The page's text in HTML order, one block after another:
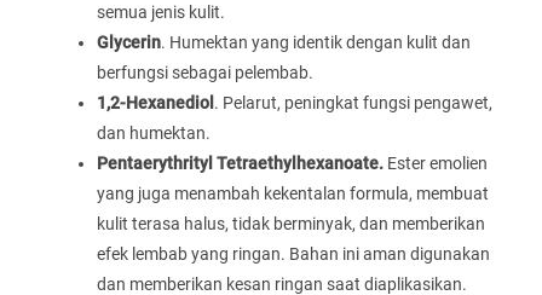
semua jenis kulit.
Glycerin. Humektan yang identik dengan kulit dan
berfungsi sebagai pelembab.
1,2-Hexanediol . Pelarut, peningkat fungsi pengawet,
dan humektan.
Pentaerythrityl Tetraethylhexanoate. Ester emolien
yang juga menambah kekentalan formula, membuat
kulit terasa halus, tidak berminyak, dan memberikan
efek lembab yang ringan. Bahan ini aman digunakan
dan memberikan kesan ringan saat diaplikasikan.